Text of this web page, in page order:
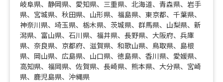
岐阜県、 静岡県、 愛知県、 三重県、 北海道、 青森県、 岩手
県、 宮城県、 秋田県、 山形県、 福島県、 東京都、 千葉県、
神奈川県、 埼玉県、 栃木県、 茨城県、 群馬県、 山梨県、 新
潟県、 富山県、 石川県、 福井県、 長野県、 大阪府、 兵庫
県、 奈良県、 京都府、 滋賀県、 和歌山県、 鳥取県、 島根
県、 岡山県、 広島県、 山口県、 徳島県、 香川県、 愛媛県、
高知県、 福岡県、 佐賀県、 長崎県、 熊本県、 大分県、 宮崎
県、 鹿児島県、 沖縄県